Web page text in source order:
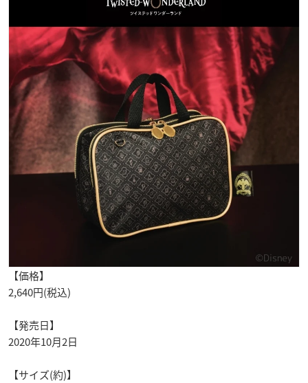
【価格】
2,640円(税込)
【発売日】
2020年10月2日
【サイズ(約)】